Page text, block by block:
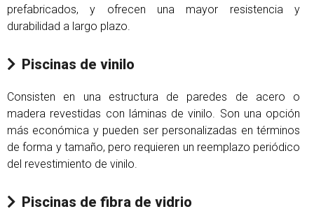
prefabricados, y ofrecen una mayor resistencia y
durabilidad a largo plazo.
Piscinas de vinilo
Consisten en una estructura de paredes de acero o
madera revestidas con láminas de vinilo. Son una opción
más económica y pueden ser personalizadas en términos
de forma y tamaño, pero requieren un reemplazo periódico
del revestimiento de vinilo.
Piscinas de fibra de vidrio